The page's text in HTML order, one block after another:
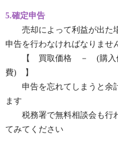
5.確定申告
売却によって利益が出た場
申告を行わなければなりませ
【 買取価格 － (購入価
費) 】
申告を忘れてしまうと余
ます
税務署で無料相談会も行
てみてください